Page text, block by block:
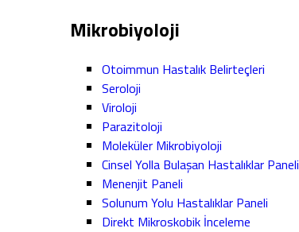
Mikrobiyoloji
Otoimmun Hastalık Belirteçleri
Seroloji
Viroloji
Parazitoloji
Moleküler Mikrobiyoloji
Cinsel Yolla Bulaşan Hastalıklar Paneli
Menenjit Paneli
Solunum Yolu Hastalıklar Paneli
Direkt Mikroskobik İnceleme